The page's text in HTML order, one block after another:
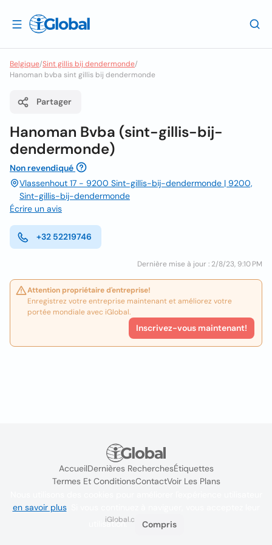
Belgique/Sint gillis bij dendermonde/
Hanoman bvba sint gillis bij dendermonde
Partager
Hanoman Bvba (sint-gillis-bij-
dendermonde)
Non revendiqué
Vlassenhout 17 - 9200 Sint-gillis-bij-dendermonde | 9200,
Sint-gillis-bij-dendermonde
Écrire un avis
+32 52219746
Dernière mise à jour : 2/8/23, 9:10 PM
Attention propriétaire d'entreprise!
Enregistrez votre entreprise maintenant et améliorez votre
portée mondiale avec iGlobal.
Inscrivez-vous maintenant!
AccueilDernières RecherchesÉtiquettes
Termes Et ConditionsContactVoir Les Plans
iGlobal.co @ 2024
en savoir plus. Si vous continuez à naviguer, vous acceptez leur
utilisation.
Compris